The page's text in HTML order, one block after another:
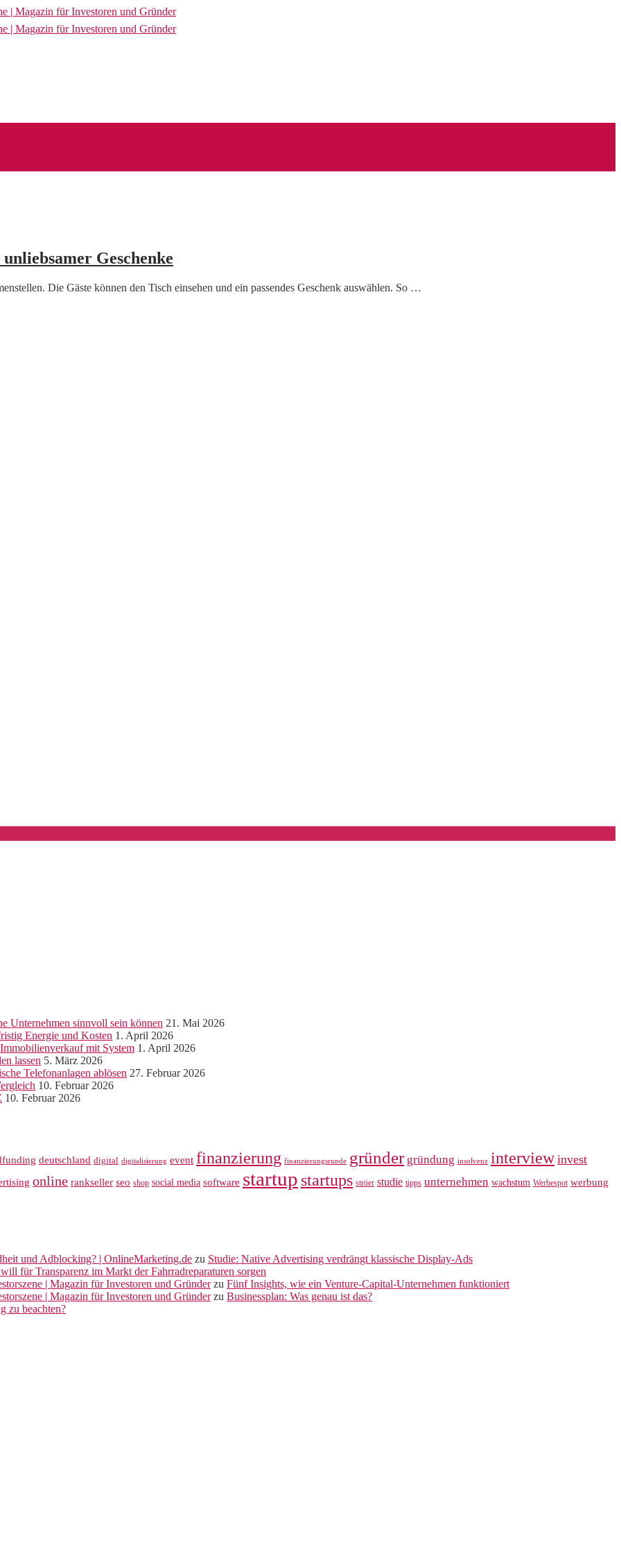
Geschenke
Die Gäste können den Tisch einsehen und ein passendes Geschenk auswählen. So …
Unternehmen sinnvoll sein können 21. Mai 2026
Energie und Kosten 1. April 2026
mit System 1. April 2026
lassen 5. März 2026
Telefonanlagen ablösen 27. Februar 2026
10. Februar 2026
10. Februar 2026
deutschland digital digitalisierung event finanzierung finanzierungsrunde gründer gründung insolvenz interview invest
online rankseller seo shop social media software startup startups ströer studie tipps unternehmen wachstum Werbespot werbung
und Adblocking? | OnlineMarketing.de zu Studie: Native Advertising verdrängt klassische Display-Ads
für Transparenz im Markt der Fahrradreparaturen sorgen
| Magazin für Investoren und Gründerzu Fünf Insights, wie ein Venture-Capital-Unternehmen funktioniert
| Magazin für Investoren und Gründerzu Businessplan: Was genau ist das?
zu beachten?